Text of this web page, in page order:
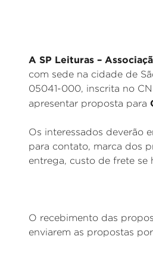
A SP Leituras –
com sede na cidade de
05041-000, inscrita no
apresentar proposta para
Os interessados deverão
para contato, marca dos
entrega, custo de frete se
O recebimento das
enviarem as propostas